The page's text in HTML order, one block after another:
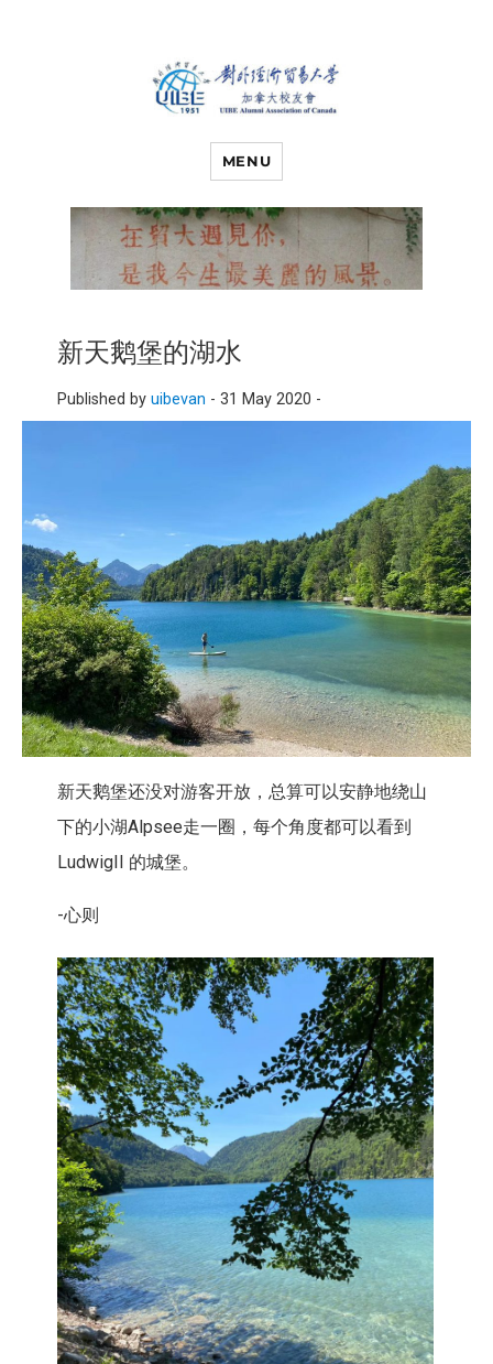
对外经济贸易
大学加拿大校
友会
MENU
新天鹅堡的湖水
Published by uibevan - 31 May 2020 -
新天鹅堡还没对游客开放，总算可以安静地绕山
下的小湖Alpsee走一圈，每个角度都可以看到
LudwigII 的城堡。
-心则